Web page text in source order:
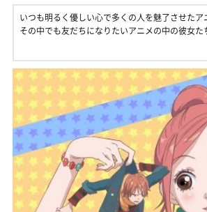
いつも明るく優しい心で多くの人を魅了させた
その中でも友だちになりたいアニメの中の彼女た